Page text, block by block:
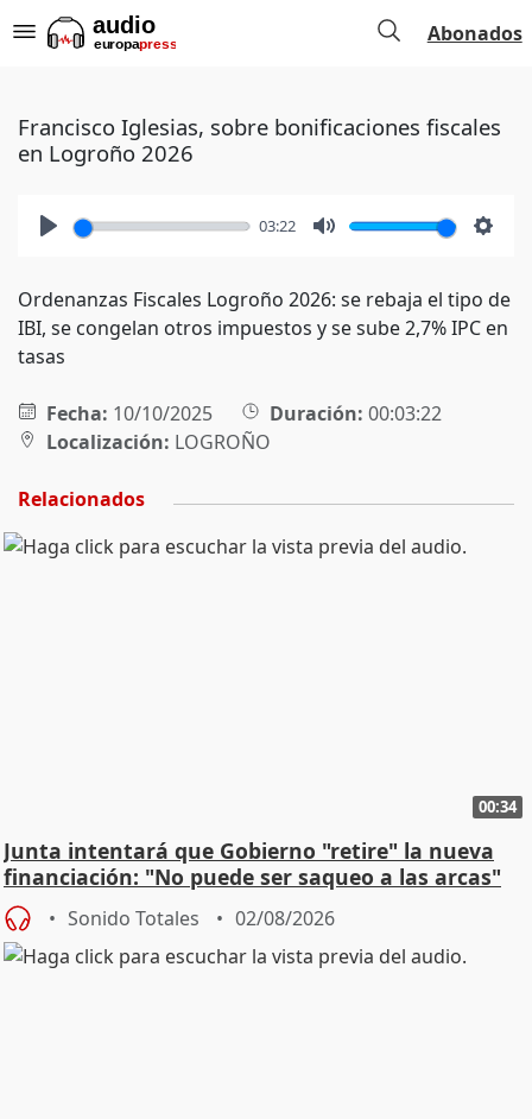
Abonados
Francisco Iglesias, sobre bonificaciones fiscales
en Logroño 2026
03:22
Ordenanzas Fiscales Logroño 2026: se rebaja el tipo de
IBI, se congelan otros impuestos y se sube 2,7% IPC en
tasas
Fecha: 10/10/2025 Duración: 00:03:22
Localización: LOGROÑO
Relacionados
00:34
Junta intentará que Gobierno "retire" la nueva
financiación: "No puede ser saqueo a las arcas"
Sonido Totales 02/08/2026